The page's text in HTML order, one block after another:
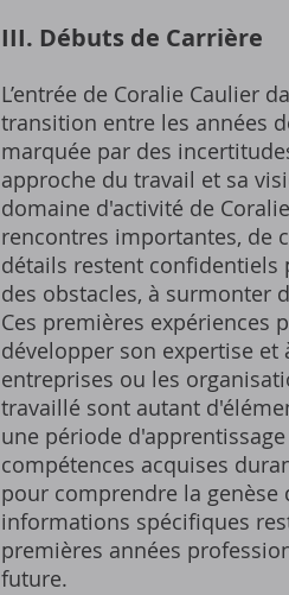
III. Débuts de Carrière
L’entrée de Coralie Caulier
transition entre les années
marquée par des
approche du travail et sa
domaine d'activité de
rencontres importantes, de
détails restent confidentiels
des obstacles, à surmonter
Ces premières expériences
développer son expertise
entreprises ou les
travaillé sont autant
une période
compétences acquises
pour comprendre la genèse
informations spécifiques
premières années
future.